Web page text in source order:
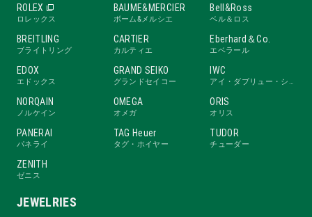
ROLEX
ロレックス
BAUME&MERCIER
ボーム&メルシエ
Bell&Ross
ベル＆ロス
BREITLING
ブライトリング
CARTIER
カルティエ
Eberhard＆Co.
エベラール
EDOX
エドックス
GRAND SEIKO
グランドセイコー
IWC
NORQAIN
ノルケイン
OMEGA
オメガ
ORIS
オリス
PANERAI
パネライ
TAG Heuer
タグ・ホイヤー
TUDOR
チューダー
ZENITH
ゼニス
JEWELRIES